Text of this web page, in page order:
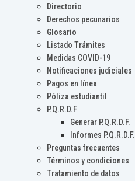
Directorio
Derechos pecunarios
Glosario
Listado Trámites
Medidas COVID-19
Notificaciones judiciales
Pagos en línea
Póliza estudiantil
P.Q.R.D.F
Generar P.Q.R.D.F.
Informes P.Q.R.D.F.
Preguntas frecuentes
Términos y condiciones
Tratamiento de datos